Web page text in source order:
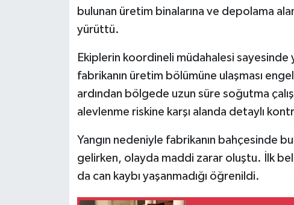
bulunan üretim binalarına ve depolama
yürüttü.
Ekiplerin koordineli müdahalesi sayesinde
fabrikanın üretim bölümüne ulaşması
ardından bölgede uzun süre soğutma
alevlenme riskine karşı alanda detaylı
Yangın nedeniyle fabrikanın bahçesinde
gelirken, olayda maddi zarar oluştu. İlk
da can kaybı yaşanmadığı öğrenildi.